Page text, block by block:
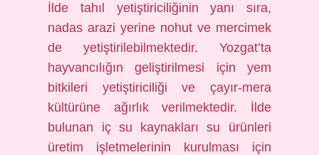
İlde tahıl yetiştiriciliğinin yanı sıra,
nadas arazi yerine nohut ve mercimek
de yetiştirilebilmektedir. Yozgat’ta
hayvancılığın geliştirilmesi için yem
bitkileri yetiştiriciliği ve çayır-mera
kültürüne ağırlık verilmektedir. İlde
bulunan iç su kaynakları su ürünleri
üretim işletmelerinin kurulması için